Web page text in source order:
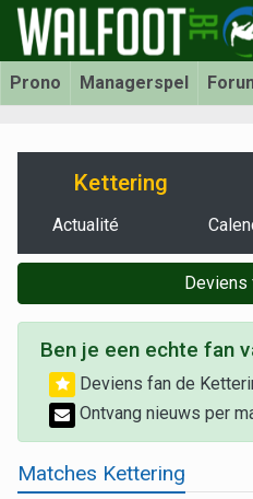
Prono Managerspel
Kettering
Actualité
Ben je een echte fan
Deviens fan de
Ontvang nieuws per
Matches Kettering